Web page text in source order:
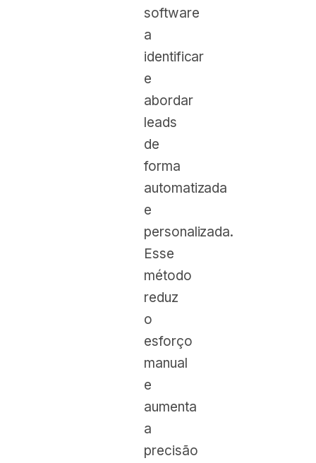
software
a
identificar
e
abordar
leads
de
forma
automatizada
e
personalizada.
Esse
método
reduz
o
esforço
manual
e
aumenta
a
precisão